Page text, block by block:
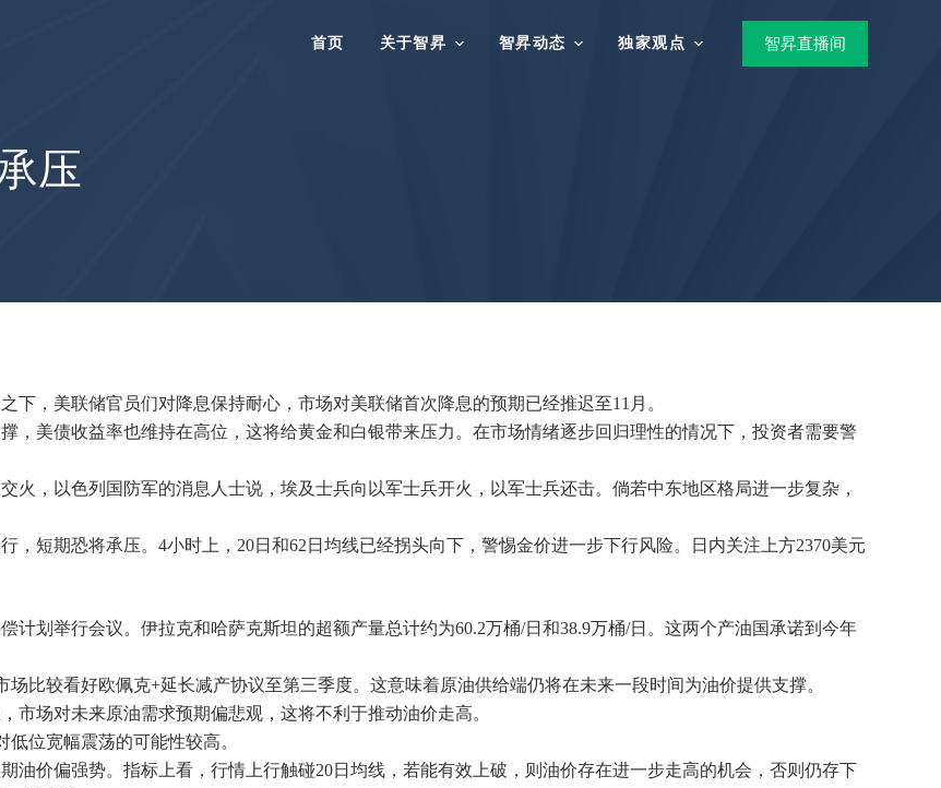
首页 关于智昇 智昇动态 独家观点 智昇直播间
压
，美联储官员们对降息保持耐心，市场对美联储首次降息的预期已经推迟至11月。
，美债收益率也维持在高位，这将给黄金和白银带来压力。在市场情绪逐步回归理性的情况下，投资者需要警
火，以色列国防军的消息人士说，埃及士兵向以军士兵开火，以军士兵还击。倘若中东地区格局进一步复杂，
，短期恐将承压。4小时上，20日和62日均线已经拐头向下，警惕金价进一步下行风险。日内关注上方2370美元
计划举行会议。伊拉克和哈萨克斯坦的超额产量总计约为60.2万桶/日和38.9万桶/日。这两个产油国承诺到今年
比较看好欧佩克+延长减产协议至第三季度。这意味着原油供给端仍将在未来一段时间为油价提供支撑。
市场对未来原油需求预期偏悲观，这将不利于推动油价走高。
位宽幅震荡的可能性较高。
油价偏强势。指标上看，行情上行触碰20日均线，若能有效上破，则油价存在进一步走高的机会，否则仍存下